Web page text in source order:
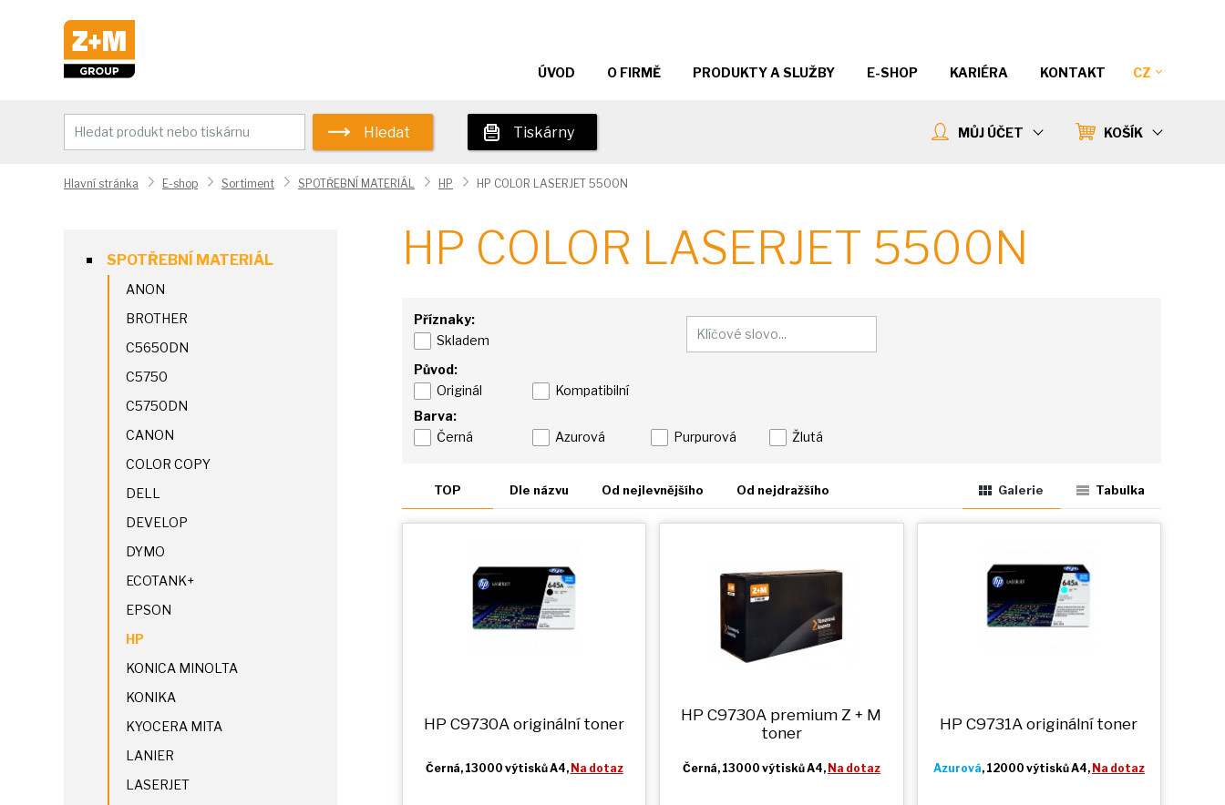
CZ
ÚVOD O FIRMĚ PRODUKTY A SLUŽBY E-SHOP KARIÉRA KONTAKT
Hledat Tiskárny KOŠÍK
MŮJ ÚČET
Hlavní stránka E-shop Sortiment SPOTŘEBNÍ MATERIÁL HP HP COLOR LASERJET 5500N
HP COLOR LASERJET 5500N
Příznaky:
Skladem
Původ:
Originál
Kompatibilní
Barva:
Černá
Azurová Purpurová Žlutá
TOP Dle názvu Od nejlevnějšího Od nejdražšího Tabulka
Galerie
HP C9730A originální toner
Černá, 13000 výtisků A4, Na dotaz
HP C9730A premiumZ + M
toner
Černá, 13000 výtisků A4, Na dotaz
HP C9731A originální toner
Azurová, 12000 výtisků A4, Na dotaz
SPOTŘEBNÍ MATERIÁL
ANON
BROTHER
C5650DN
C5750
C5750DN
CANON
COLOR COPY
DELL
DEVELOP
DYMO
ECOTANK+
EPSON
HP
KONICA MINOLTA
KONIKA
KYOCERA MITA
LANIER
LASERJET